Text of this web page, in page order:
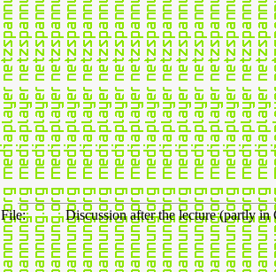
File: Discussion after the lecture (partly in